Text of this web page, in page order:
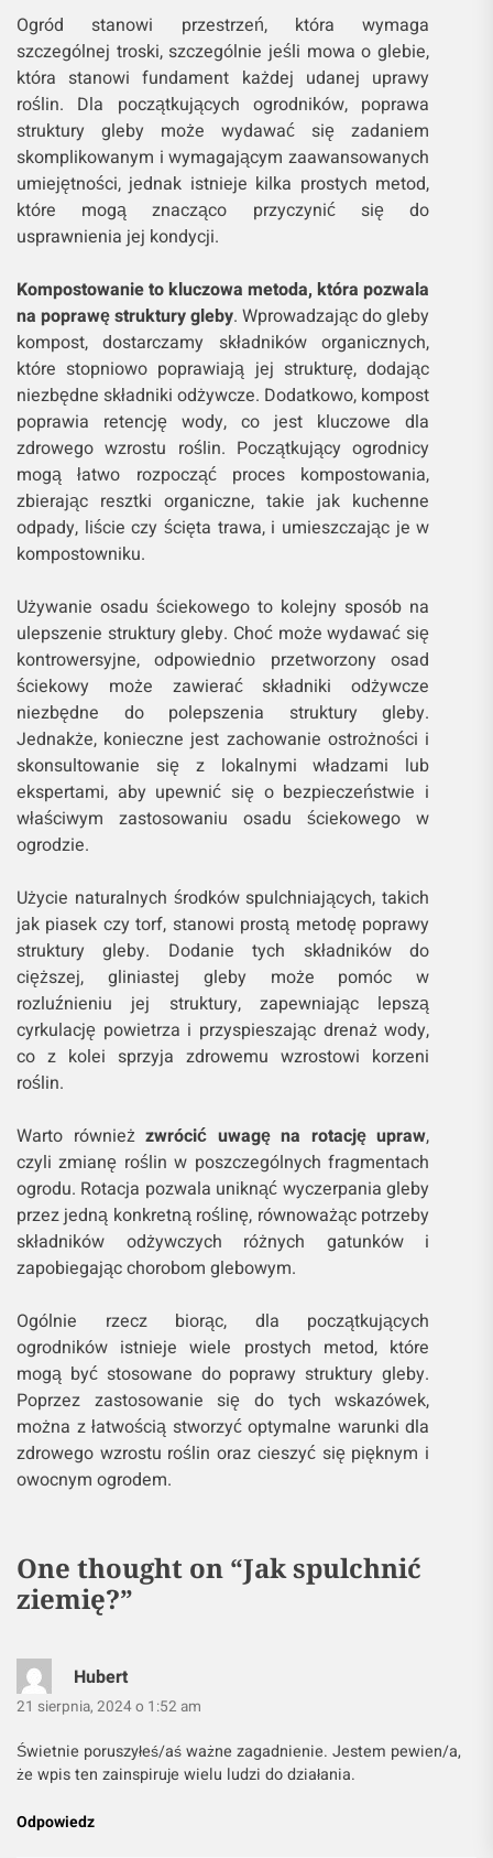
Ogród stanowi przestrzeń, która wymaga
szczególnej troski, szczególnie jeśli mowa o glebie,
która stanowi fundament każdej udanej uprawy
roślin. Dla początkujących ogrodników, poprawa
struktury gleby może wydawać się zadaniem
skomplikowanym i wymagającym zaawansowanych
umiejętności, jednak istnieje kilka prostych metod,
które mogą znacząco przyczynić się do
usprawnienia jej kondycji.
Kompostowanie to kluczowa metoda, która pozwala
na poprawę struktury gleby. Wprowadzając do gleby
kompost, dostarczamy składników organicznych,
które stopniowo poprawiają jej strukturę, dodając
niezbędne składniki odżywcze. Dodatkowo, kompost
poprawia retencję wody, co jest kluczowe dla
zdrowego wzrostu roślin. Początkujący ogrodnicy
mogą łatwo rozpocząć proces kompostowania,
zbierając resztki organiczne, takie jak kuchenne
odpady, liście czy ścięta trawa, i umieszczając je w
kompostowniku.
Używanie osadu ściekowego to kolejny sposób na
ulepszenie struktury gleby. Choć może wydawać się
kontrowersyjne, odpowiednio przetworzony osad
ściekowy może zawierać składniki odżywcze
niezbędne do polepszenia struktury gleby.
Jednakże, konieczne jest zachowanie ostrożności i
skonsultowanie się z lokalnymi władzami lub
ekspertami, aby upewnić się o bezpieczeństwie i
właściwym zastosowaniu osadu ściekowego w
ogrodzie.
Użycie naturalnych środków spulchniających, takich
jak piasek czy torf, stanowi prostą metodę poprawy
struktury gleby. Dodanie tych składników do
cięższej, gliniastej gleby może pomóc w
rozluźnieniu jej struktury, zapewniając lepszą
cyrkulację powietrza i przyspieszając drenaż wody,
co z kolei sprzyja zdrowemu wzrostowi korzeni
roślin.
Warto równieżzwrócić uwagę na rotację upraw,
czyli zmianę roślin w poszczególnych fragmentach
ogrodu. Rotacja pozwala uniknąć wyczerpania gleby
przez jedną konkretną roślinę, równoważąc potrzeby
składników odżywczych różnych gatunków i
zapobiegając chorobom glebowym.
Ogólnie rzecz biorąc, dla początkujących
ogrodników istnieje wiele prostych metod, które
mogą być stosowane do poprawy struktury gleby.
Poprzez zastosowanie się do tych wskazówek,
można z łatwością stworzyć optymalne warunki dla
zdrowego wzrostu roślin oraz cieszyć się pięknym i
owocnym ogrodem.
One thought on “Jak spulchnić
ziemię?”
Hubert
21 sierpnia, 2024 o 1:52 am
Świetnie poruszyłeś/aś ważne zagadnienie. Jestem pewien/a,
że wpis ten zainspiruje wielu ludzi do działania.
Odpowiedz